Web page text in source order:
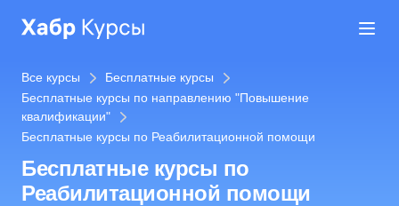
Все курсы
Бесплатные курсы
Бесплатные курсы по направлению "Повышение
квалификации"
Бесплатные курсы по Реабилитационной помощи
Бесплатные курсы по
Реабилитационной помощи